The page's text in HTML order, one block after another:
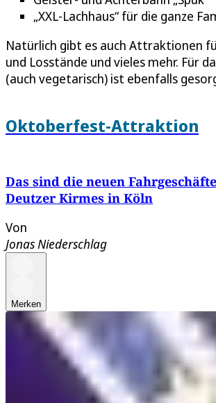
„XXL-Lachhaus“ für die ganze
Natürlich gibt es auch Attraktionen
und Losstände und vieles mehr. Für
(auch vegetarisch) ist ebenfalls
Oktoberfest-Attraktion
Das sind die neuen
Deutzer Kirmes in Köln
Von
Jonas Niederschlag
Merken